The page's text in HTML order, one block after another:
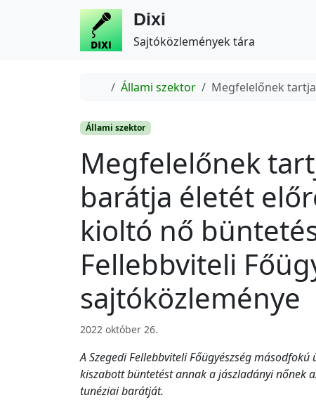
Dixi
Sajtóközlemények tára
Home
Állami szektor Megfelelőnek
Állami szektor
Megfelelőnek
barátja életét
kioltó nő
Fellebbviteli
sajtóközleménye
2022 október 26.
A Szegedi Fellebbviteli Főügyészség
kiszabott büntetést annak a jászladányi nőnek
tunéziai barátját.